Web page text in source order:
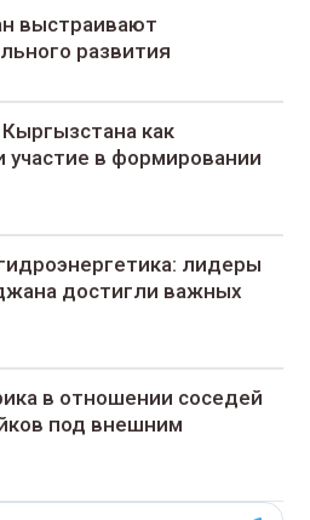
выстраивают
развития
как
в формировании
лидеры
достигли важных
в отношении соседей
под внешним